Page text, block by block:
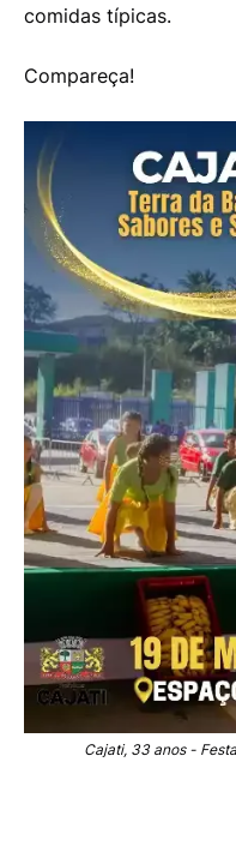
comidas típicas.
Compareça!
Cajati, 33 anos -